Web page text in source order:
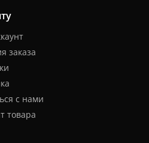
заказа
с нами
товара